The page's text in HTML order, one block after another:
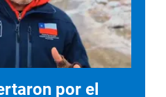
por el